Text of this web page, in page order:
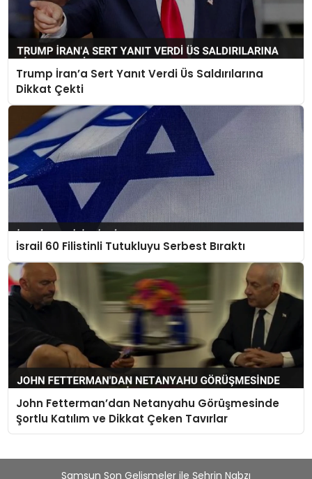
Trump İran’a Sert Yanıt Verdi Üs Saldırılarına
Dikkat Çekti
İsrail 60 Filistinli Tutukluyu Serbest Bıraktı
John Fetterman’dan Netanyahu Görüşmesinde
Şortlu Katılım ve Dikkat Çeken Tavırlar
Samsun Son Gelişmeler ile Şehrin Nabzı